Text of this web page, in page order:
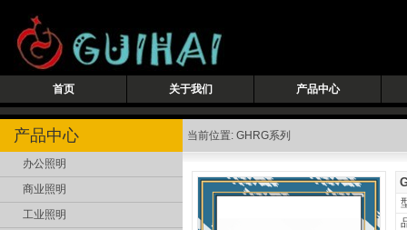
首页 关于我们 产品中心
当前位置: GHRG系列
产品中心
办公照明
商业照明
工业照明